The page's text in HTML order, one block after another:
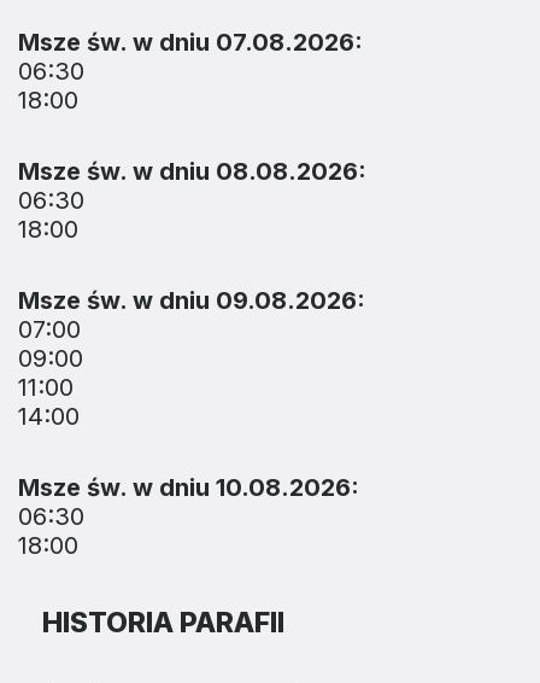
Msze św. w dniu 07.08.2026:
06:30
18:00
Msze św. w dniu 08.08.2026:
06:30
18:00
Msze św. w dniu 09.08.2026:
07:00
09:00
11:00
14:00
Msze św. w dniu 10.08.2026:
06:30
18:00
HISTORIA PARAFII